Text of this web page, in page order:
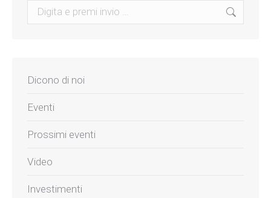
Search:
Dicono di noi
Eventi
Prossimi eventi
Video
Investimenti